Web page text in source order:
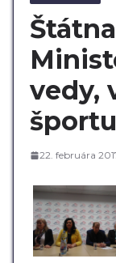
vedy,
22. februára